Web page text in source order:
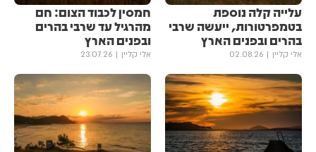
עלייה קלה נוספת
בטמפרטורות, ייעשה שרבי
בהרים ובפנים הארץ
אלי קליין 02.08.26
חמסין לכבוד הצום: חם
מהרגיל עד שרבי בהרים
ובפנים הארץ
אלי קליין 23.07.26